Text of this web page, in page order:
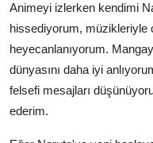
Animeyi izlerken kendimi
hissediyorum, müzikleriyle
heyecanlanıyorum.
dünyasını daha iyi
felsefi mesajları
ederim.